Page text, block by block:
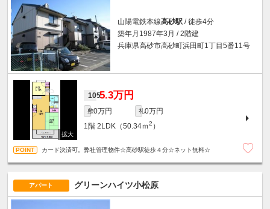
山陽電鉄本線高砂駅 / 徒歩4分
築年月1987年3月 / 2階建
兵庫県高砂市高砂町浜田町1丁目5番11号
1055.3万円
敷0万円 礼0万円
1階 2LDK（50.34ｍ2 ）
カード決済可。弊社管理物件☆高砂駅徒歩４分☆ネット無料☆
アパート グリーンハイツ小松原